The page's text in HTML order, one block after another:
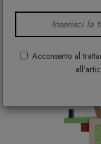
Acconsento al